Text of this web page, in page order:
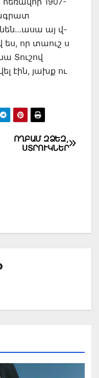
այ վ-
ես, որ տաուշ ս
Տուշով
էին, յախք ու
ՈՂԲԱՄ ԶՁԵԶ,
ՍՏՐՈՒԿՆԵՐ